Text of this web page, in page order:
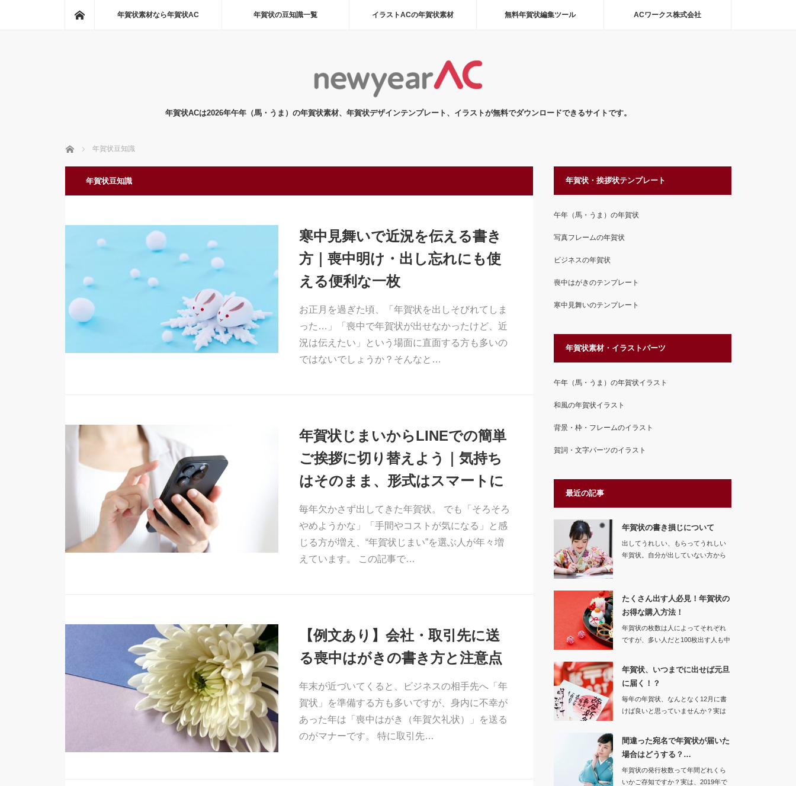
ホーム年賀状素材なら年賀状AC 年賀状の豆知識一覧 イラストACの年賀状素材 無料年賀状編集ツール ACワークス株式会社
年賀状ACは2026年午年（馬・うま）の年賀状素材、年賀状デザインテンプレート、イラストが無料でダウンロードできるサイトです。
ホーム 年賀状豆知識
年賀状豆知識
寒中見舞いで近況を伝える書き
方｜喪中明け・出し忘れにも使
える便利な一枚
お正月を過ぎた頃、「年賀状を出しそびれてしま
った…」「喪中で年賀状が出せなかったけど、近
況は伝えたい」という場面に直面する方も多いの
ではないでしょうか？そんなと…
年賀状じまいからLINEでの簡単
ご挨拶に切り替えよう｜気持ち
はそのまま、形式はスマートに
毎年欠かさず出してきた年賀状。 でも「そろそろ
やめようかな」「手間やコストが気になる」と感
じる方が増え、“年賀状じまい”を選ぶ人が年々増
えています。 この記事で…
【例文あり】会社・取引先に送
る喪中はがきの書き方と注意点
年末が近づいてくると、ビジネスの相手先へ「年
賀状」を準備する方も多いですが、身内に不幸が
あった年は「喪中はがき（年賀欠礼状）」を送る
のがマナーです。 特に取引先…
年賀状・挨拶状テンプレート
午年（馬・うま）の年賀状
写真フレームの年賀状
ビジネスの年賀状
喪中はがきのテンプレート
寒中見舞いのテンプレート
年賀状素材・イラストパーツ
午年（馬・うま）の年賀状イラスト
和風の年賀状イラスト
背景・枠・フレームのイラスト
賀詞・文字パーツのイラスト
最近の記事
年賀状の書き損じについて
出してうれしい、もらってうれしい
年賀状。自分が出していない方から
たくさん出す人必見！年賀状の
お得な購入方法！
年賀状の枚数は人によってそれぞれ
ですが、多い人だと100枚出す人も中
年賀状、いつまでに出せば元旦
に届く！？
毎年の年賀状、なんとなく12月に書
けば良いと思っていませんか？実は
間違った宛名で年賀状が届いた
場合はどうする？…
年賀状の発行枚数って年間どれくら
いかご存知ですか？実は、2019年で